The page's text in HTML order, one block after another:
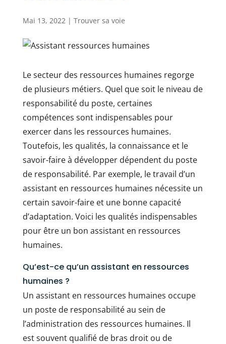
Mai 13, 2022| Trouver sa voie
Le secteur des ressources humaines regorge
de plusieurs métiers. Quel que soit le niveau de
responsabilité du poste, certaines
compétences sont indispensables pour
exercer dans les ressources humaines.
Toutefois, les qualités, la connaissance et le
savoir-faire à développer dépendent du poste
de responsabilité. Par exemple, le travail d’un
assistant en ressources humaines nécessite un
certain savoir-faire et une bonne capacité
d’adaptation. Voici les qualités indispensables
pour être un bon assistant en ressources
humaines.
Qu’est-ce qu’un assistant en ressources
humaines ?
Un assistant en ressources humaines occupe
un poste de responsabilité au sein de
l’administration des ressources humaines. Il
est souvent qualifié de bras droit ou de